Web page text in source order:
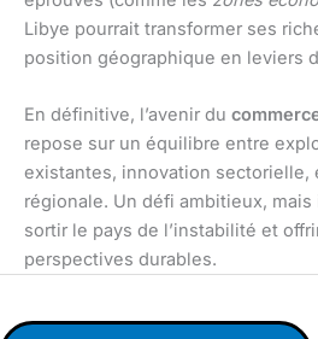
Libye pourrait transformer ses
position géographique en leviers
En définitive, l’avenir du
repose sur un équilibre entre
existantes, innovation sectorielle,
régionale. Un défi ambitieux,
sortir le pays de l’instabilité et
perspectives durables.